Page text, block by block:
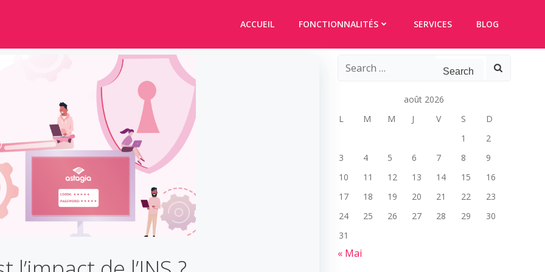
ACCUEIL FONCTIONNALITÉS SERVICES BLOG
Search
août 2026
L
M M J V S
D
1
2
3
4 5 6 7 8
9
10
11 12 13 14 15
16
17
18 19 20 21 22
23
24
25 26 27 28 29
30
31
« Mai